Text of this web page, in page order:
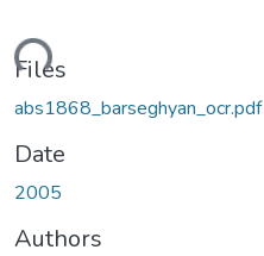
Files
abs1868_barseghyan_ocr.pdf
Date
2005
Authors